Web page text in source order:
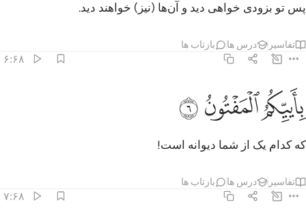
پس تو بزودی خواهی دید و آن‌ها (نیز) خواهند دید.
تفاسیر درس ها بازتاب ها
۶:۶۸
باييكم المفتون ٦
بِأَييِّكُمُ ٱلْمَفْتُونُ ٦
ﲓﲔﲕ
که کدام یک از شما دیوانه است!
تفاسیر درس ها بازتاب ها
۷:۶۸